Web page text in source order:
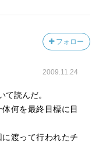
フォロー
2009.11.24
読んだ。
何を最終目標に目
渡って行われたチ